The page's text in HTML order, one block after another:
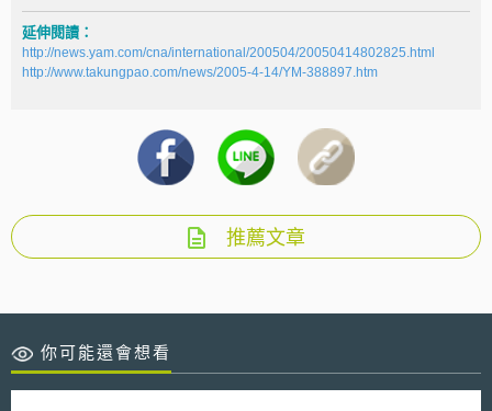
延伸閱讀：
http://news.yam.com/cna/international/200504/20050414802825.html
http://www.takungpao.com/news/2005-4-14/YM-388897.htm
推薦文章
你可能還會想看